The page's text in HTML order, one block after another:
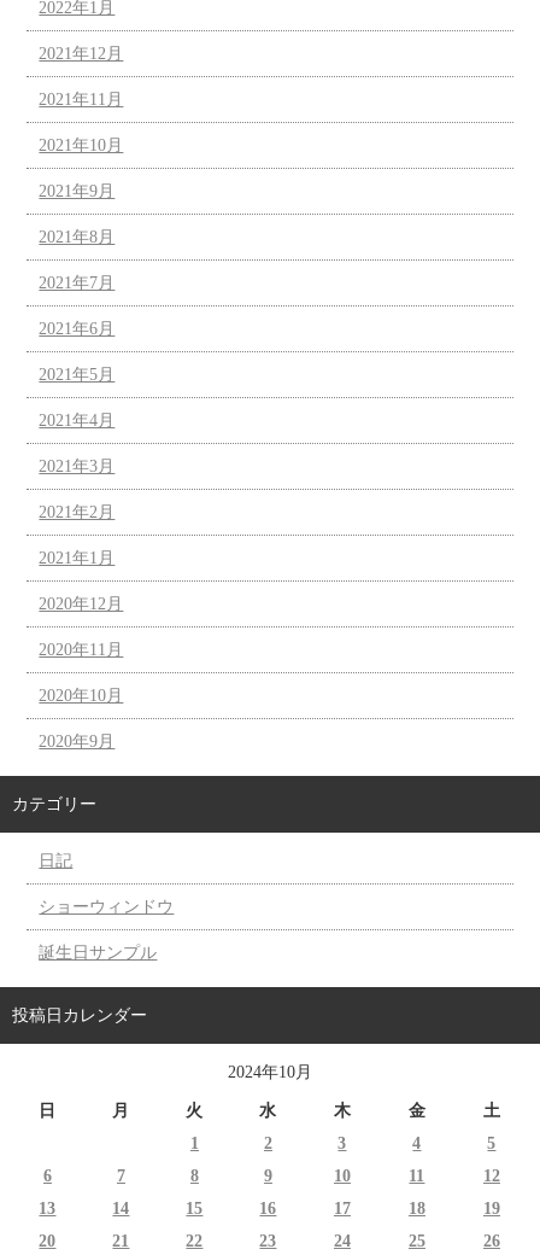
2022年1月
2021年12月
2021年11月
2021年10月
2021年9月
2021年8月
2021年7月
2021年6月
2021年5月
2021年4月
2021年3月
2021年2月
2021年1月
2020年12月
2020年11月
2020年10月
2020年9月
カテゴリー
日記
ショーウィンドウ
誕生日サンプル
投稿日カレンダー
2024年10月
日 月 火 水 木 金
土
1
2 3 4
5
6
7 8 9 10 11
12
13
14 15 16 17 18
19
20
21 22 23 24 25 26